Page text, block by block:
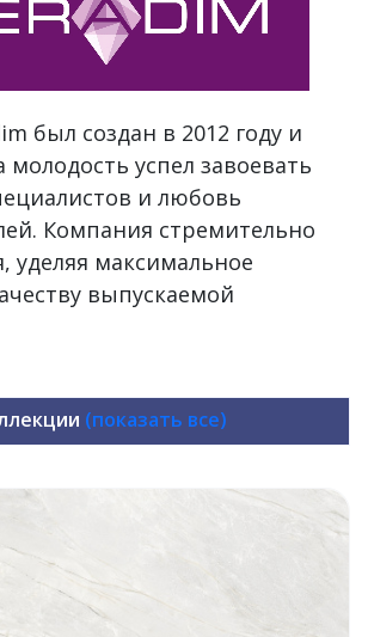
был создан в 2012 году и
молодость успел завоевать
и любовь
Компания стремительно
уделяя максимальное
выпускаемой
(показать все)